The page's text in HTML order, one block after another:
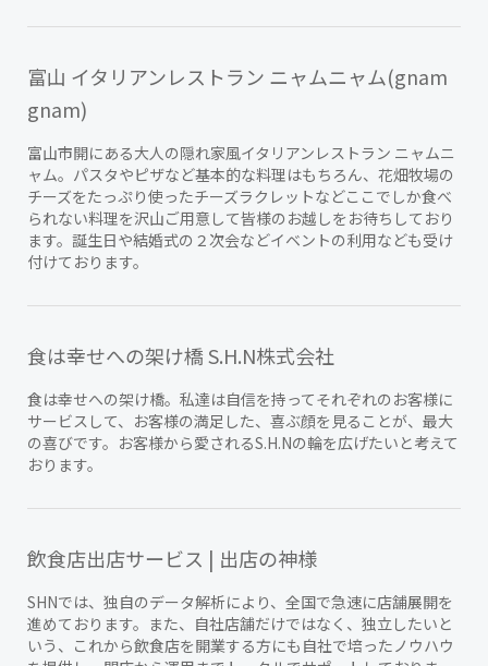
富山 イタリアンレストラン ニャムニャム(gnam
gnam)
富山市開にある大人の隠れ家風イタリアンレストラン ニャムニ
ャム。パスタやピザなど基本的な料理はもちろん、花畑牧場の
チーズをたっぷり使ったチーズラクレットなどここでしか食べ
られない料理を沢山ご用意して皆様のお越しをお待ちしており
ます。誕生日や結婚式の２次会などイベントの利用なども受け
付けております。
食は幸せへの架け橋 S.H.N株式会社
食は幸せへの架け橋。私達は自信を持ってそれぞれのお客様に
サービスして、お客様の満足した、喜ぶ顔を見ることが、最大
の喜びです。お客様から愛されるS.H.Nの輪を広げたいと考えて
おります。
飲食店出店サービス | 出店の神様
SHNでは、独自のデータ解析により、全国で急速に店舗展開を
進めております。また、自社店舗だけではなく、独立したいと
いう、これから飲食店を開業する方にも自社で培ったノウハウ